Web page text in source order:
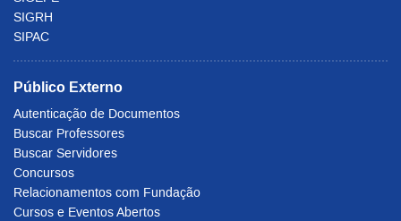
SIGRH
SIPAC
Público Externo
Autenticação de Documentos
Buscar Professores
Buscar Servidores
Concursos
Relacionamentos com Fundação
Cursos e Eventos Abertos